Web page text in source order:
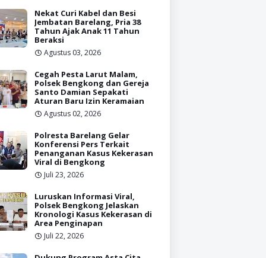
Nekat Curi Kabel dan Besi
Jembatan Barelang, Pria 38
Tahun Ajak Anak 11 Tahun
Beraksi
Agustus 03, 2026
Cegah Pesta Larut Malam,
Polsek Bengkong dan Gereja
Santo Damian Sepakati
Aturan Baru Izin Keramaian
Agustus 02, 2026
Polresta Barelang Gelar
Konferensi Pers Terkait
Penanganan Kasus Kekerasan
Viral di Bengkong
Juli 23, 2026
Luruskan Informasi Viral,
Polsek Bengkong Jelaskan
Kronologi Kasus Kekerasan di
Area Penginapan
Juli 22, 2026